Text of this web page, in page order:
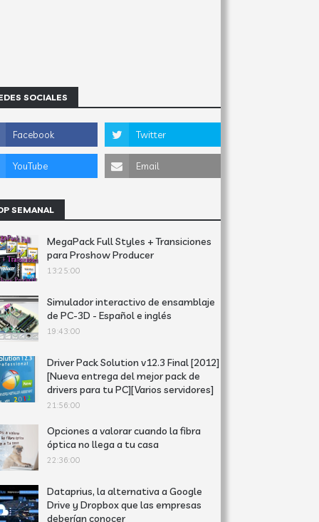
SOCIALES
SEMANAL
MegaPack Full Styles + Transiciones
para Proshow Producer
13:25:00
Simulador interactivo de ensamblaje
de PC-3D - Español e inglés
19:43:00
Driver Pack Solution v12.3 Final [2012]
[Nueva entrega del mejor pack de
drivers para tu PC][Varios servidores]
21:56:00
Opciones a valorar cuando la fibra
óptica no llega a tu casa
22:36:00
Dataprius, la alternativa a Google
Drive y Dropbox que las empresas
deberían conocer